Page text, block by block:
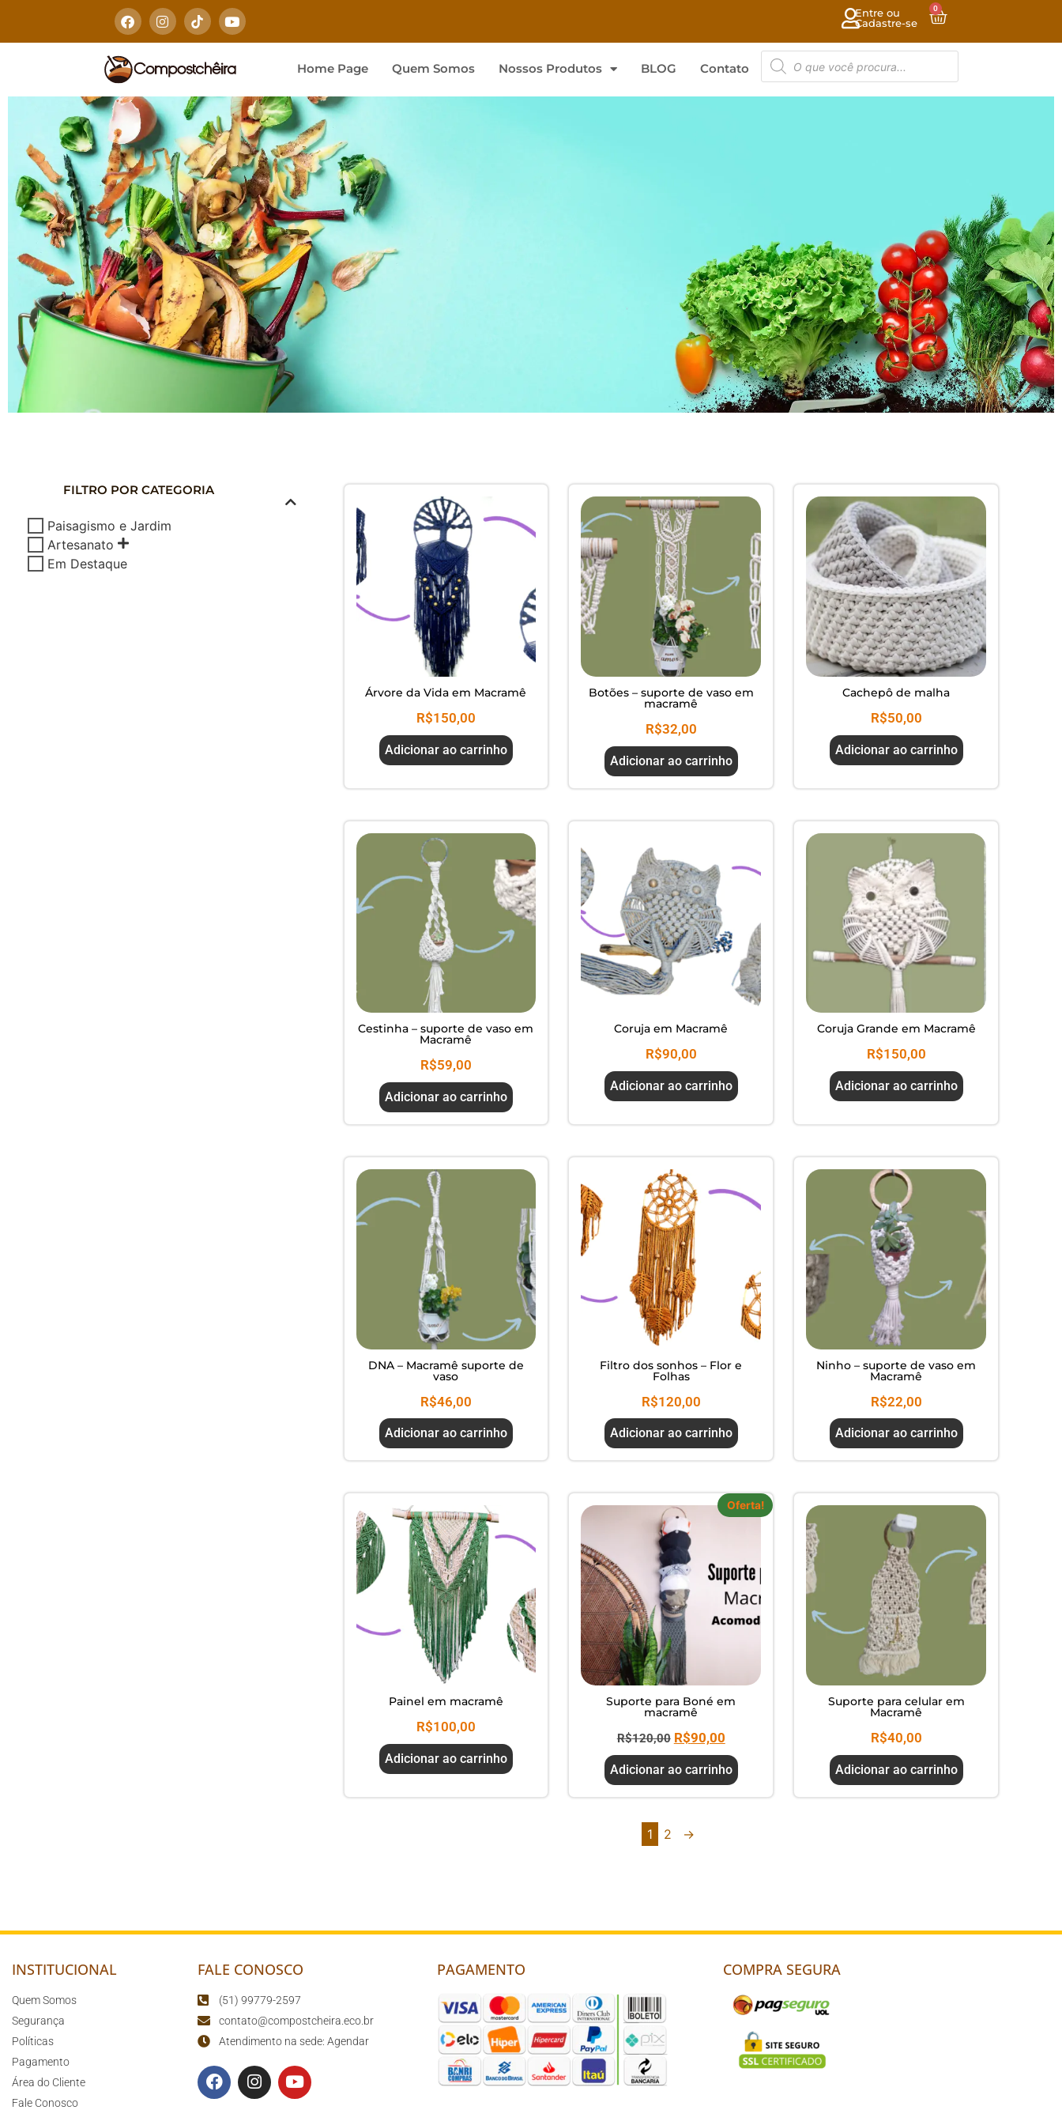
Entre ou
Cadastre-se
0
Home Page Quem Somos Nossos Produtos BLOG Contato
DOMÉSTICA
Composte seus Resíduos - Trate seu Jardim -
FILTRO POR CATEGORIA
Paisagismo e Jardim
Artesanato
Em Destaque
Árvore da Vida em Macramê
R$150,00
Adicionar ao carrinho
Botões – suporte de vaso em
macramê
R$32,00
Adicionar ao carrinho
Cachepô de malha
R$50,00
Adicionar ao carrinho
Cestinha – suporte de vaso em
Macramê
R$59,00
Adicionar ao carrinho
Coruja em Macramê
R$90,00
Adicionar ao carrinho
Coruja Grande em Macramê
R$150,00
Adicionar ao carrinho
DNA – Macramê suporte de
vaso
R$46,00
Adicionar ao carrinho
Filtro dos sonhos – Flor e
Folhas
R$120,00
Adicionar ao carrinho
Ninho – suporte de vaso em
Macramê
R$22,00
Adicionar ao carrinho
Painel em macramê
R$100,00
Adicionar ao carrinho
Oferta!
Suporte para Boné em
macramê
R$120,00 R$90,00
Adicionar ao carrinho
Suporte para celular em
Macramê
R$40,00
Adicionar ao carrinho
1 2 →
INSTITUCIONAL
Quem Somos
Segurança
Políticas
Pagamento
Área do Cliente
Fale Conosco
FALE CONOSCO
(51) 99779-2597
contato@compostcheira.eco.br
Atendimento na sede: Agendar
PAGAMENTO COMPRA SEGURA